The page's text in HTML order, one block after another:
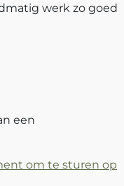
werk zo goed
een
om te sturen op